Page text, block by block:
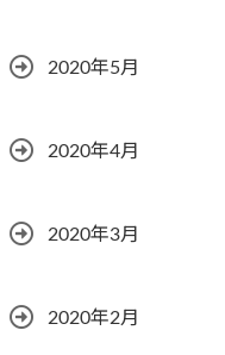
2020年5月
2020年4月
2020年3月
2020年2月